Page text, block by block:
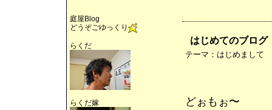
はじめてのブログ
テーマ： はじめまして
どぉもぉ〜
庭屋Blog
どうぞごゆっくり
らくだ
らくだ嫁